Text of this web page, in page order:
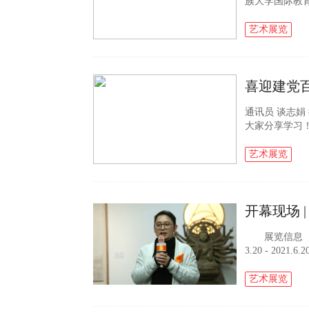
大的兴趣...
艺术展览
通讯员 谈志娟
大家分享学习
员”，向...
艺术展览
开幕现场
展览信息
3.20 -
意 ...
艺术展览